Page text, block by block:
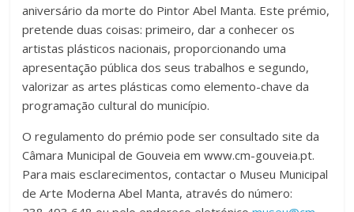
aniversário da morte do Pintor Abel Manta. Este prémio,
pretende duas coisas: primeiro, dar a conhecer os
artistas plásticos nacionais, proporcionando uma
apresentação pública dos seus trabalhos e segundo,
valorizar as artes plásticas como elemento-chave da
programação cultural do município.
O regulamento do prémio pode ser consultado site da
Câmara Municipal de Gouveia em www.cm-gouveia.pt.
Para mais esclarecimentos, contactar o Museu Municipal
de Arte Moderna Abel Manta, através do número: